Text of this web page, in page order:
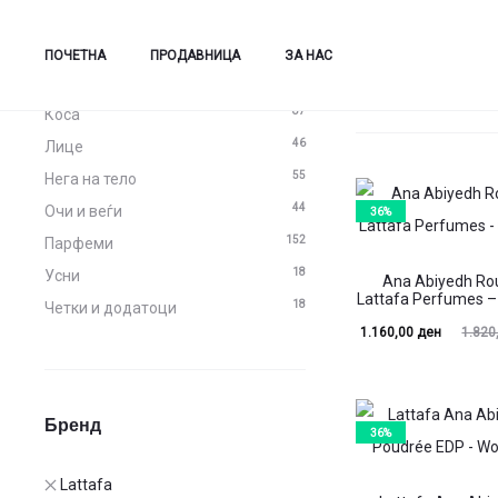
ПОЧЕТНА ПРОДАВНИЦА ЗА НАС
36%
Ana Abiyedh
Lattafa Perfumes
Original
1.820,00 ден.
1.160,00ден
Current
is:
36%
Категории
Коса 87
Лице 46
Нега на тело 55
Очи и веѓи 44
Парфеми 152
Усни 18
Четки и додатоци 18
Бренд
Lattafa